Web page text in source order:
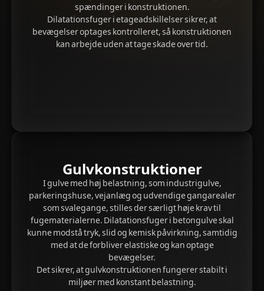
Gulvkonstruktioner
I gulve med høj belastning, som industrigulve,
parkeringshuse, vejanlæg og udvendige gangarealer
som svalegange, stilles der særligt høje krav til
fugematerialerne. Dilatationsfuger i betongulve skal
kunne modstå tryk, slid og kemisk påvirkning, samtidig
med at de forbliver elastiske og kan optage
bevægelser.
Det sikrer, at gulvkonstruktionen fungerer stabilt i
miljøer med konstant belastning.
spændinger i konstruktionen.
Dilatationsfuger i etageadskillelser sikrer, at
bevægelser optages kontrolleret, så konstruktionen
kan arbejde uden at tage skade over tid.